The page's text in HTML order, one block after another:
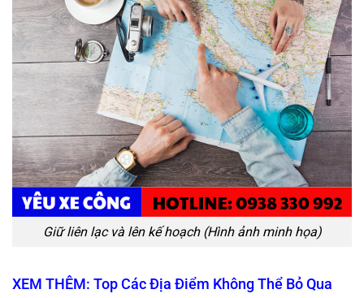
Giữ liên lạc và lên kế hoạch (Hình ảnh minh họa)
XEM THÊM: Top Các Địa Điểm Không Thể Bỏ Qua